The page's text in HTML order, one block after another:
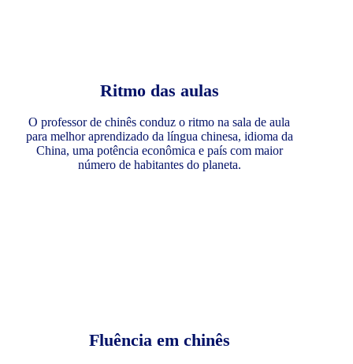
Ritmo das aulas
O professor de chinês conduz o ritmo na sala de aula
para melhor aprendizado da língua chinesa, idioma da
China, uma potência econômica e país com maior
número de habitantes do planeta.
Fluência em chinês